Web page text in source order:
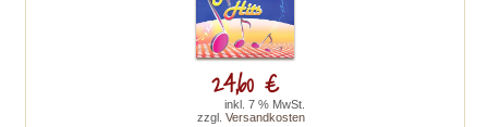
24,60 €
inkl. 7 % MwSt.
zzgl. Versandkosten